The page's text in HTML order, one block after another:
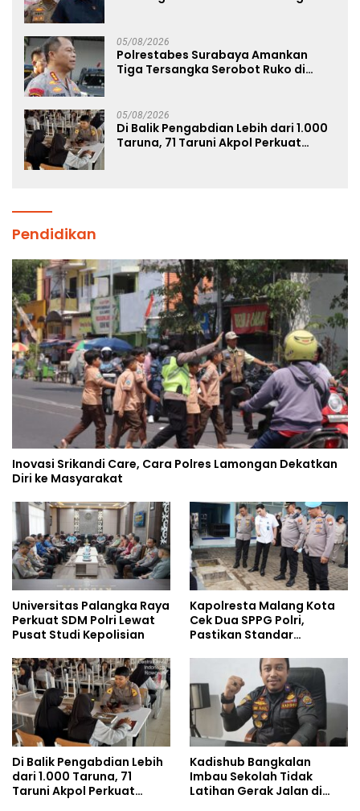
05/08/2026
Polrestabes Surabaya Amankan
Tiga Tersangka Serobot Ruko di
05/08/2026
Di Balik Pengabdian Lebih dari 1.000
Taruna, 71 Taruni Akpol Perkuat
Pendidikan
Inovasi Srikandi Care, Cara Polres Lamongan Dekatkan
Diri ke Masyarakat
Universitas Palangka Raya
Perkuat SDM Polri Lewat
Pusat Studi Kepolisian
Kapolresta Malang Kota
Cek Dua SPPG Polri,
Pastikan Standar
Pengelolaan Limbah
Berjalan Optimal
Di Balik Pengabdian Lebih
dari 1.000 Taruna, 71
Taruni Akpol Perkuat
Kadishub Bangkalan
Imbau Sekolah Tidak
Latihan Gerak Jalan di